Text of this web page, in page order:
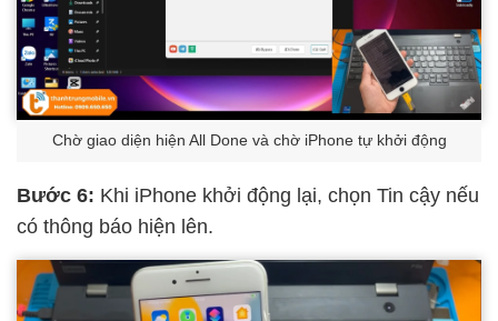
Chờ giao diện hiện All Done và chờ iPhone tự khởi động
Bước 6: Khi iPhone khởi động lại, chọn Tin cậy nếu
có thông báo hiện lên.